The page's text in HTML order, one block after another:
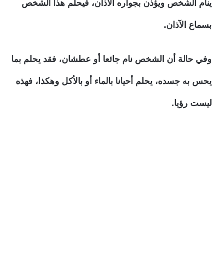
ينام الشخص ويؤذن بجواره الآذان، فيحلم هذا الشخص
بسماع الآذان.
وفي حالة أن الشخص نام جائعا أو عطشان، فقد يحلم بما
يحس به جسده، يحلم أحيانا بالماء أو بالأكل وهكذا، فهذه
ليست رؤيا.